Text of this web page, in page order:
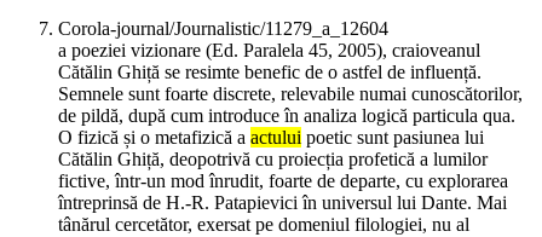
Corola-journal/Journalistic/11279_a_12604
a poeziei vizionare (Ed. Paralela 45, 2005), craioveanul
Cătălin Ghiță se resimte benefic de o astfel de influență.
Semnele sunt foarte discrete, relevabile numai cunoscătorilor,
de pildă, după cum introduce în analiza logică particula qua.
O fizică și o metafizică a actului poetic sunt pasiunea lui
Cătălin Ghiță, deopotrivă cu proiecția profetică a lumilor
fictive, într-un mod înrudit, foarte de departe, cu explorarea
întreprinsă de H.-R. Patapievici în universul lui Dante. Mai
tânărul cercetător, exersat pe domeniul filologiei, nu al